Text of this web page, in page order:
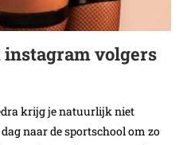
volgers
krijg je natuurlijk niet
naar de sportschool om zo